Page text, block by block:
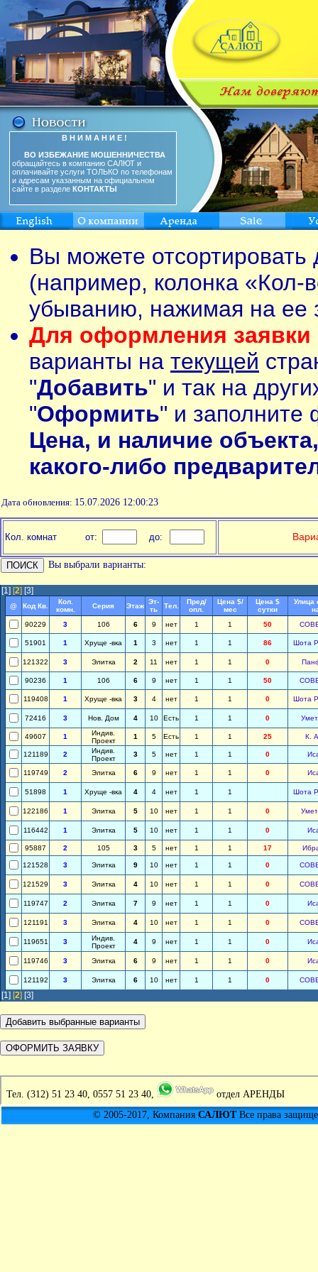
В Н И М А Н И Е !
ВО ИЗБЕЖАНИЕ МОШЕННИЧЕСТВА
обращайтесь в компанию САЛЮТ и
оплачивайте услуги ТОЛЬКО по телефонам
и адресам указанным на официальном
сайте в разделе КОНТАКТЫ
Вы можете
(например, колонка «Кол-
убыванию, нажимая на ее
Для оформления заявки
варианты на текущей
"Добавить" и так на
"Оформить" и заполните
Цена, и наличие
какого-либо
Дата обновления: 15.07.2026 12:00:23
Кол. комнат от: до:
Вы выбрали варианты:
[1] [2] [3]
@ Код Кв.
Кол.
комн.
Серия Этаж
Эт-
ть
Тел.
Пред/
опл.
Цена $/
мес
Цена $
сутки
Улица
90229
3 106 6 9 нет 1 1 50
51901 1 Хруще -вка 1 3 нет 1 1 86 Шота
121322 3 Элитка 2 11 нет 1 1 0
90236 1 106 6 9 нет 1 1 50
119408 1 Хруще -вка 3 4 нет 1 1 0 Шота
72416 3 Нов. Дом 4 10 Есть 1 1 0
49607 1
Индив.
Проект
1 5 Есть 1 1 25 К.
121189 2
Индив.
Проект
3 5 нет 1 1 0
119749 2 Элитка 6 9 нет 1 1 0
51898 1 Хруще -вка 4 4 нет 1 1 Шота
122186 1 Элитка 5 10 нет 1 1 0
116442 1 Элитка 5 10 нет 1 1 0
95887 2 105 3 5 нет 1 1 17
121528 3 Элитка 9 10 нет 1 1 0
121529 3 Элитка 4 10 нет 1 1 0
119747 2 Элитка 7 9 нет 1 1 0
121191 3 Элитка 4 10 нет 1 1 0
119651 3
Индив.
Проект
4 9 нет 1 1 0
119746 3 Элитка 6 9 нет 1 1 0
121192 3 Элитка 6 10 нет 1 1 0
[1] [2] [3]
Тел. (312) 51 23 40, 0557 51 23 40,
отдел АРЕНДЫ
© 2005-2017, Компания САЛЮТВсе права